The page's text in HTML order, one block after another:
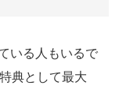
いる人もいるで
典として最大